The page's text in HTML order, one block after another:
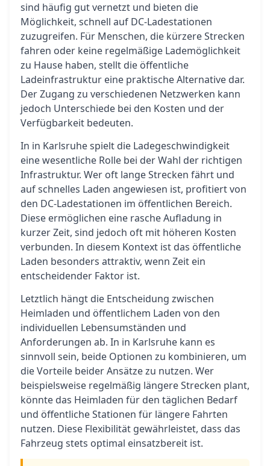
sind häufig gut vernetzt und bieten die
Möglichkeit, schnell auf DC-Ladestationen
zuzugreifen. Für Menschen, die kürzere Strecken
fahren oder keine regelmäßige Lademöglichkeit
zu Hause haben, stellt die öffentliche
Ladeinfrastruktur eine praktische Alternative dar.
Der Zugang zu verschiedenen Netzwerken kann
jedoch Unterschiede bei den Kosten und der
Verfügbarkeit bedeuten.
In in Karlsruhe spielt die Ladegeschwindigkeit
eine wesentliche Rolle bei der Wahl der richtigen
Infrastruktur. Wer oft lange Strecken fährt und
auf schnelles Laden angewiesen ist, profitiert von
den DC-Ladestationen im öffentlichen Bereich.
Diese ermöglichen eine rasche Aufladung in
kurzer Zeit, sind jedoch oft mit höheren Kosten
verbunden. In diesem Kontext ist das öffentliche
Laden besonders attraktiv, wenn Zeit ein
entscheidender Faktor ist.
Letztlich hängt die Entscheidung zwischen
Heimladen und öffentlichem Laden von den
individuellen Lebensumständen und
Anforderungen ab. In in Karlsruhe kann es
sinnvoll sein, beide Optionen zu kombinieren, um
die Vorteile beider Ansätze zu nutzen. Wer
beispielsweise regelmäßig längere Strecken plant,
könnte das Heimladen für den täglichen Bedarf
und öffentliche Stationen für längere Fahrten
nutzen. Diese Flexibilität gewährleistet, dass das
Fahrzeug stets optimal einsatzbereit ist.